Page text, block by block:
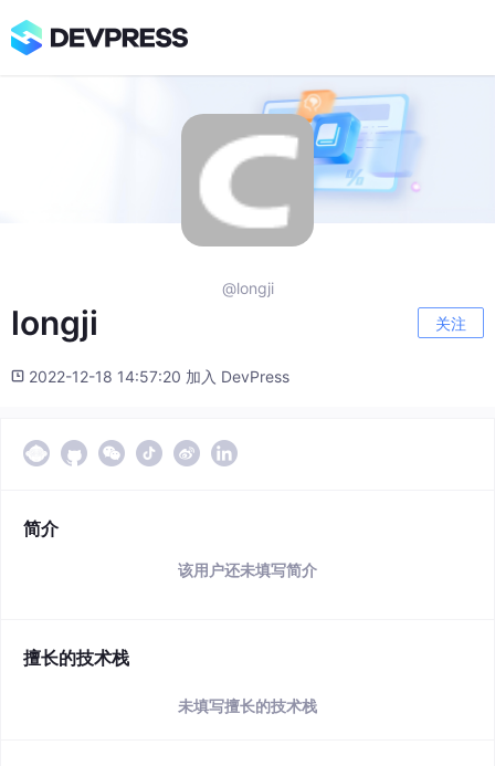
@longji
longji 关注
2022-12-18 14:57:20 加入 DevPress
简介
该用户还未填写简介
擅长的技术栈
未填写擅长的技术栈